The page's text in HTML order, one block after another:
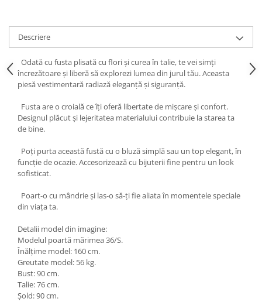
Descriere
Odată cu fusta plisată cu flori și curea în talie, te vei simți
încrezătoare și liberă să explorezi lumea din jurul tău. Aceasta
piesă vestimentară radiază eleganță și siguranță.
Fusta are o croială ce îți oferă libertate de mișcare și confort.
Designul plăcut și lejeritatea materialului contribuie la starea ta
de bine.
Poți purta această fustă cu o bluză simplă sau un top elegant, în
funcție de ocazie. Accesorizează cu bijuterii fine pentru un look
sofisticat.
Poart-o cu mândrie și las-o să-ți fie aliata în momentele speciale
din viața ta.
Detalii model din imagine:
Modelul poartă mărimea 36/S.
Înălțime model: 160 cm.
Greutate model: 56 kg.
Bust: 90 cm.
Talie: 76 cm.
Șold: 90 cm.